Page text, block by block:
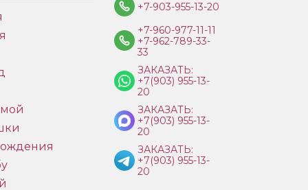
+7-903-955-13-20
+7-960-977-11-11
+7-962-789-33-
33
ЗАКАЗАТЬ:
+7(903) 955-13-
20
ЗАКАЗАТЬ:
+7(903) 955-13-
20
ЗАКАЗАТЬ:
+7(903) 955-13-
20